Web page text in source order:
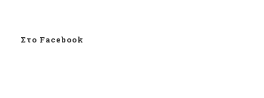
Στο Facebook